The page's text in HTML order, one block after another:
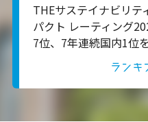
THEサステイナビリテ
パクト レーティング
7位、7年連続国内1位
ランキ